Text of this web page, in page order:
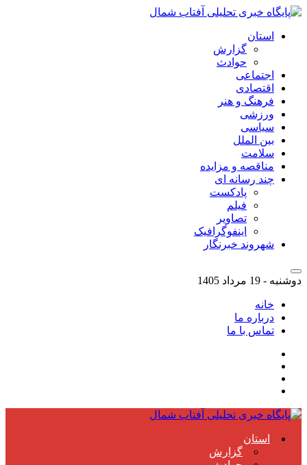
استان
گزارش
حوادث
اجتماعی
اقتصادی
فرهنگ و هنر
ورزشی
سیاسی
بین الملل
سلامت
مناقصه و مزایده
چند رسانه ای
پادکست
فیلم
تصاویر
اینفوگرافیک
شهروند خبرنگار
دوشنبه - 19 مرداد 1405
خانه
درباره ما
تماس با ما
استان
گزارش